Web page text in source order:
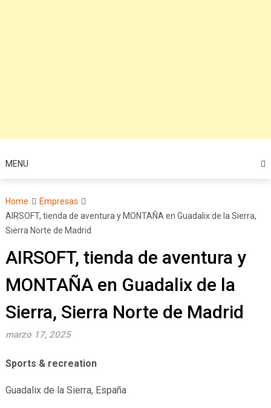
MENU
Home
Empresas
AIRSOFT, tienda de aventura y MONTAÑA en Guadalix de la Sierra,
Sierra Norte de Madrid
AIRSOFT, tienda de aventura y
MONTAÑA en Guadalix de la
Sierra, Sierra Norte de Madrid
marzo 17, 2025
Sports & recreation
Guadalix de la Sierra, España